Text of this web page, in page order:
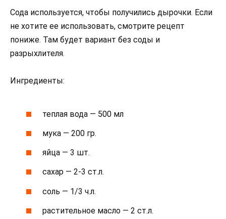
Сода используется, чтобы получились дырочки. Если
не хотите ее использовать, смотрите рецепт
пониже. Там будет вариант без соды и
разрыхлителя.
Ингредиенты:
теплая вода — 500 мл
мука — 200 гр.
яйца — 3 шт.
сахар — 2-3 ст.л.
соль — 1/3 ч.л.
растительное масло — 2 ст.л.